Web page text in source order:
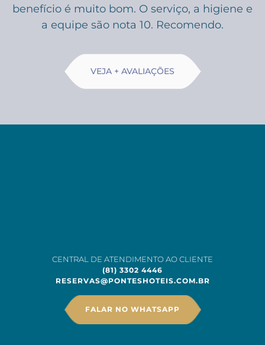
benefício é muito bom. O serviço, a higiene e
a equipe são nota 10. Recomendo.
VEJA + AVALIAÇÕES
CENTRAL DE ATENDIMENTO AO CLIENTE
(81) 3302 4446
RESERVAS@PONTESHOTEIS.COM.BR
FALAR NO WHATSAPP